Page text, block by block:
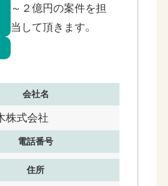
～２億円の案件を担
当して頂きます。
会社名
株式会社
電話番号
住所